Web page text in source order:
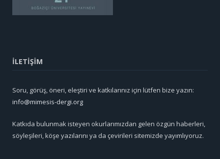
İLETİŞİM
Soru, görüş, öneri, eleştiri ve katkılarınız için lütfen bize yazın:
info@mimesis-dergi.org
Katkıda bulunmak isteyen okurlarımızdan gelen özgün haberleri,
söyleşileri, köşe yazılarını ya da çevirileri sitemizde yayımlıyoruz.